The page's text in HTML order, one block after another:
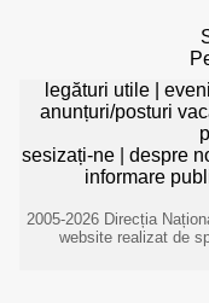
legături utile
anunțuri/posturi
sesizați-ne| despre
informare
2005-2026 Direcția
website realizat de